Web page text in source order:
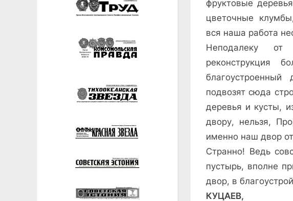
фруктовые
цветочные
вся наша работа
Неподалеку
подвозят сюда
деревья и кусты,
двору, нельзя,
именно наш двор
Странно! Ведь
пустырь, вполне
двор, в
КУЦАЕВ,